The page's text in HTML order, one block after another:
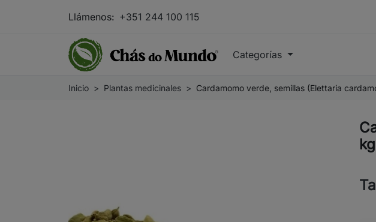
Llámenos: +351 244 100 115
Categorías
Inicio Plantas medicinales Cardamomo verde, semillas (Elettaria
kg